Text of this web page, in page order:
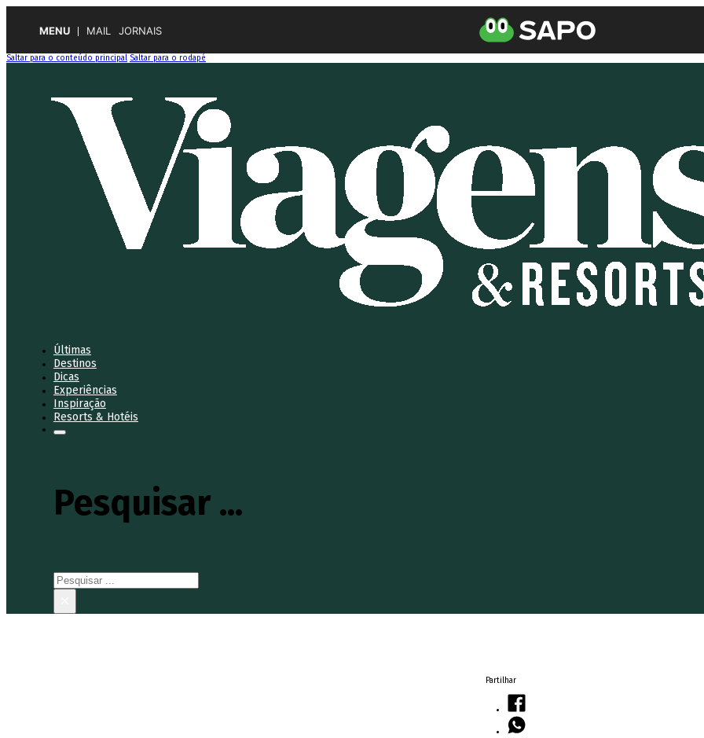
MENU MAIL JORNAIS
Saltar para o conteúdo principal Saltar para o rodapé
Últimas
Destinos
Dicas
Experiências
Inspiração
Resorts & Hotéis
Pesquisar ...
Pesquisar
Partilhar